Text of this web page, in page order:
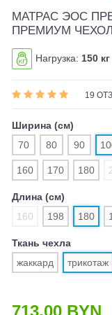
МАТРАС ЭОС
ПРЕМИУМ ЧЕХОЛ
Нагрузка: 150 кг
19
Ширина (см)
70
80 90
160 170 180
Длина (см)
160
198 180
Ткань чехла
жаккард
трикотаж
713.00 BYN